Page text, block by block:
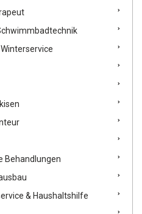
Behandlungen
& Haushaltshilfe